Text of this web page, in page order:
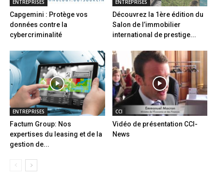
ENTREPRISES
Capgemini : Protège vos
données contre la
cybercriminalité
ENTREPRISES
Découvrez la 1ère édition du
Salon de l’immobilier
international de prestige...
ENTREPRISES
Factum Group: Nos
expertises du leasing et de la
gestion de...
CCI
Vidéo de présentation CCI-
News